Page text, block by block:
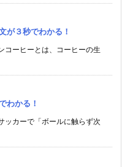
が３秒でわかる！
コーヒーとは、コーヒーの生
わかる！
ッカーで「ボールに触らず次